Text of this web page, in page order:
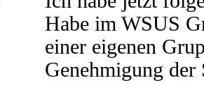
Habe im WSUS
einer eigenen
Genehmigung